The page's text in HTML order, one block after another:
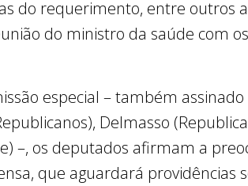
do requerimento, entre outros
do ministro da saúde com
especial – também assinado
Delmasso
–, os deputados afirmam a
que aguardará providências